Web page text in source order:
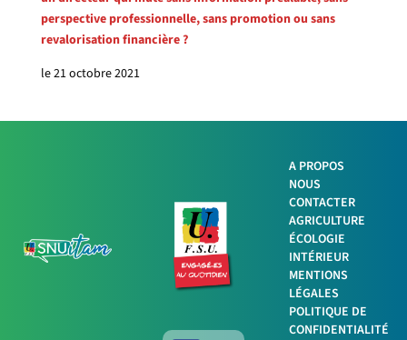
perspective professionnelle, sans promotion ou sans
revalorisation financière ?
le 21 octobre 2021
A PROPOS
NOUS
CONTACTER
AGRICULTURE
ÉCOLOGIE
INTÉRIEUR
MENTIONS
LÉGALES
POLITIQUE DE
CONFIDENTIALITÉ
Facebook
Twitter
LinkedIn
Imprimer